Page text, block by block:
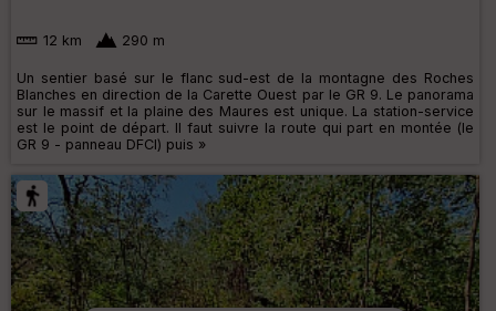
12 km 290 m
Un sentier basé sur le flanc sud-est de la montagne des Roches
Blanches en direction de la Carette Ouest par le GR 9. Le panorama
sur le massif et la plaine des Maures est unique. La station-service
est le point de départ. Il faut suivre la route qui part en montée (le
GR 9 - panneau DFCI) puis »